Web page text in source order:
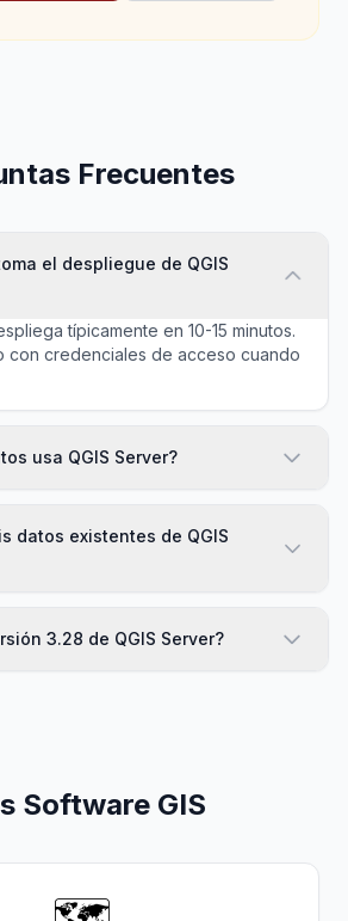
Frecuentes
el despliegue de QGIS
típicamente en 10-15 minutos.
con credenciales de acceso cuando
usa QGIS Server?
datos existentes de QGIS
3.28 de QGIS Server?
Software GIS